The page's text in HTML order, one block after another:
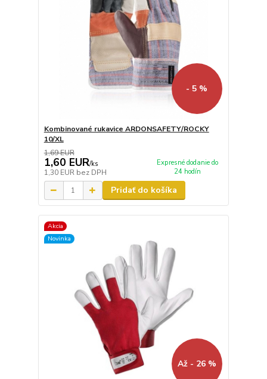
- 5 %
Kombinované rukavice ARDONSAFETY/ROCKY
10/XL
1,69 EUR
1,60 EUR/ks
1,30 EUR bez DPH
Expresné dodanie do
24 hodín
Pridať do košíka
Akcia
Novinka
Až - 26 %